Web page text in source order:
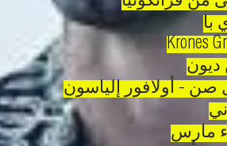
با
Krones
ديون
صن - أولافور إلياسون
مارس